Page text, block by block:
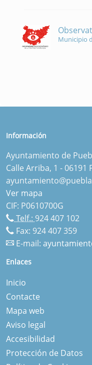
Municipio
Información
Ayuntamiento de
Calle Arriba, 1 - 06191
Ver mapa
CIF: P0610700G
Telf.:924 407 102
Fax: 924 407 359
E-mail:
Enlaces
Inicio
Contacte
Mapa web
Aviso legal
Accesibilidad
Protección de Datos